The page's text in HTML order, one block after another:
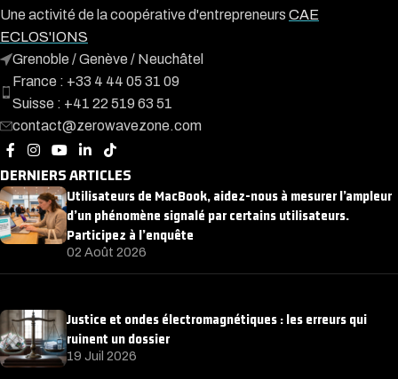
Une activité de la coopérative d'entrepreneurs CAE
ECLOS'IONS
Grenoble / Genève / Neuchâtel
France : +33 4 44 05 31 09
Suisse : +41 22 519 63 51
contact@zerowavezone.com
DERNIERS ARTICLES
Utilisateurs de MacBook, aidez-nous à mesurer l’ampleur
d’un phénomène signalé par certains utilisateurs.
Participez à l’enquête
02 Août 2026
Justice et ondes électromagnétiques : les erreurs qui
ruinent un dossier
19 Juil 2026